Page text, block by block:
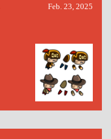
Feb. 23, 2025